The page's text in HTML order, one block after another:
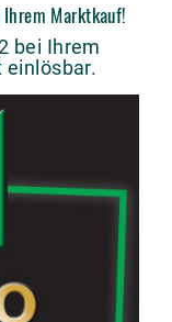
Marktkauf!
bei Ihrem
einlösbar.